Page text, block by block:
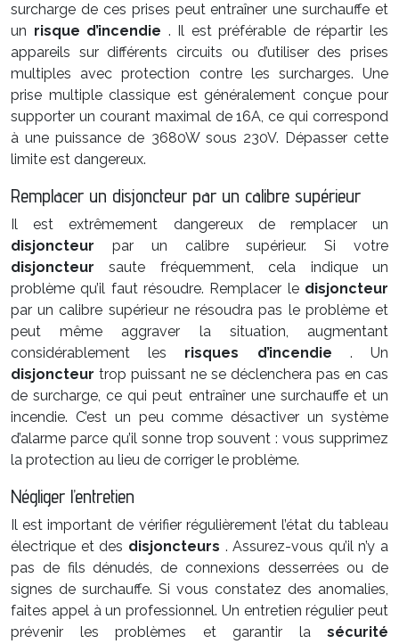
surcharge de ces prises peut entraîner une surchauffe et
un risque d’incendie . Il est préférable de répartir les
appareils sur différents circuits ou d’utiliser des prises
multiples avec protection contre les surcharges. Une
prise multiple classique est généralement conçue pour
supporter un courant maximal de 16A, ce qui correspond
à une puissance de 3680W sous 230V. Dépasser cette
limite est dangereux.
Remplacer un disjoncteur par un calibre supérieur
Il est extrêmement dangereux de remplacer un
disjoncteur par un calibre supérieur. Si votre
disjoncteursaute fréquemment, cela indique un
problème qu’il faut résoudre. Remplacer le disjoncteur
par un calibre supérieur ne résoudra pas le problème et
peut même aggraver la situation, augmentant
considérablement les risques d’incendie . Un
disjoncteur trop puissant ne se déclenchera pas en cas
de surcharge, ce qui peut entraîner une surchauffe et un
incendie. C’est un peu comme désactiver un système
d’alarme parce qu’il sonne trop souvent : vous supprimez
la protection au lieu de corriger le problème.
Négliger l’entretien
Il est important de vérifier régulièrement l’état du tableau
électrique et des disjoncteurs . Assurez-vous qu’il n’y a
pas de fils dénudés, de connexions desserrées ou de
signes de surchauffe. Si vous constatez des anomalies,
faites appel à un professionnel. Un entretien régulier peut
prévenir les problèmes et garantir la sécurité